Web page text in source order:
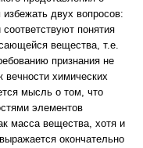
двух вопросов:
понятия
вещества, т.е.
признания не
вечности химических
мысль о том, что
элементов
масса вещества, хотя и
окончательно